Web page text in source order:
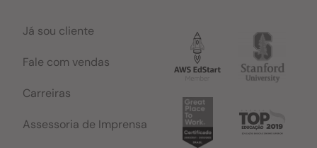
Já sou cliente
Fale com vendas
Carreiras
Assessoria de Imprensa